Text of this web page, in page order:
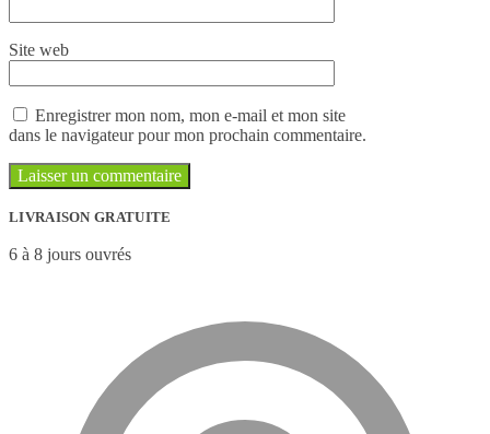
Site web
Enregistrer mon nom, mon e-mail et mon site
dans le navigateur pour mon prochain commentaire.
LIVRAISON GRATUITE
6 à 8 jours ouvrés